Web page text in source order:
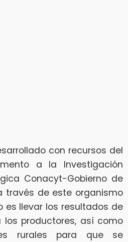
con recursos del
a la Investigación
Conacyt-Gobierno de
través de este organismo
es llevar los resultados de
productores, así como
rurales para que se